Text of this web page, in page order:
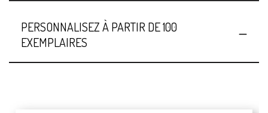
PERSONNALISEZ À PARTIR DE 100
EXEMPLAIRES